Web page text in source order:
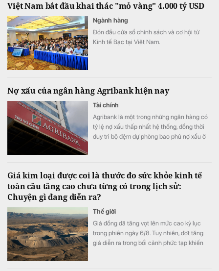
Việt Nam bắt đầu khai thác "mỏ vàng" 4.000 tỷ USD
Ngành hàng
Đón đầu cửa sổ chính sách và cơ hội từ
Kinh tế Bạc tại Việt Nam.
Nợ xấu của ngân hàng Agribank hiện nay
Tài chính
Agribank là một trong những ngân hàng có
tỷ lệ nợ xấu thấp nhất hệ thống, đồng thời
duy trì bộ đệm dự phòng bao phủ nợ xấu ở
Giá kim loại được coi là thước đo sức khỏe kinh tế
toàn cầu tăng cao chưa từng có trong lịch sử:
Chuyện gì đang diễn ra?
Thế giới
Giá đồng đã tăng vọt lên mức cao kỷ lục
trong phiên ngày 6/8. Tuy nhiên, đợt tăng
giá diễn ra trong bối cảnh phức tạp khiến